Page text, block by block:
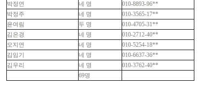
박정연
네 명
010-8893-96**
박정주
네 명
010-3565-17**
윤여림
두 명
010-4705-31**
김은경
네 명
010-2712-40**
오지연
네 명
010-5254-18**
김임기
네 명
010-6637-36**
김우리
네 명
010-3762-40**
69명